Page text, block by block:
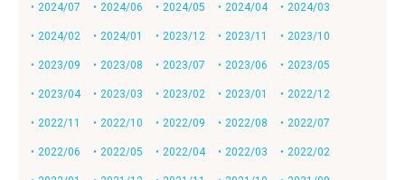
・2024/07 ・2024/06 ・2024/05 ・2024/04 ・2024/03
・2024/02 ・2024/01 ・2023/12 ・2023/11 ・2023/10
・2023/09 ・2023/08 ・2023/07 ・2023/06 ・2023/05
・2023/04 ・2023/03 ・2023/02 ・2023/01 ・2022/12
・2022/11 ・2022/10 ・2022/09 ・2022/08 ・2022/07
・2022/06 ・2022/05 ・2022/04 ・2022/03 ・2022/02